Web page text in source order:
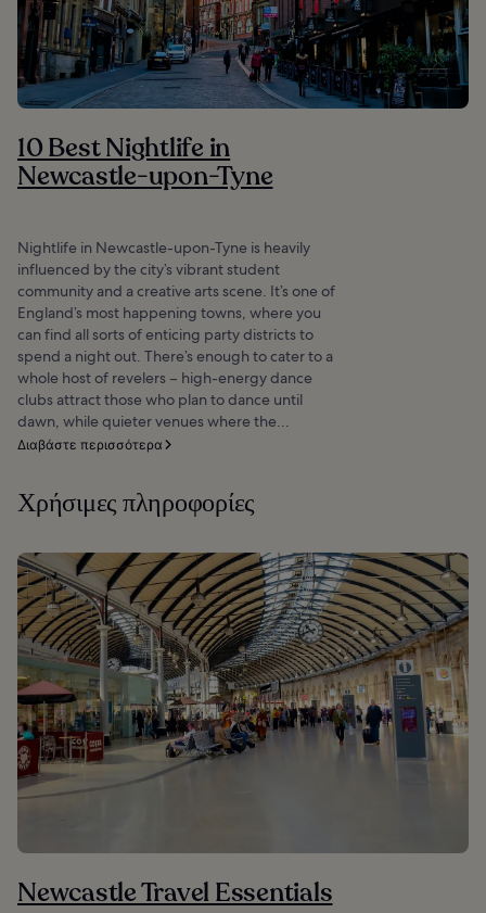
10 Best Nightlife in
Newcastle-upon-Tyne
Nightlife in Newcastle-upon-Tyne is heavily
influenced by the city’s vibrant student
community and a creative arts scene. It’s one of
England’s most happening towns, where you
can find all sorts of enticing party districts to
spend a night out. There’s enough to cater to a
whole host of revelers – high-energy dance
clubs attract those who plan to dance until
dawn, while quieter venues where the...
Διαβάστε περισσότερα
Χρήσιμες πληροφορίες
Newcastle Travel Essentials